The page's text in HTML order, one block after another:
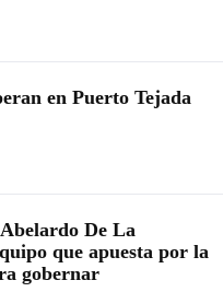
en Puerto Tejada
De La
que apuesta por la
gobernar